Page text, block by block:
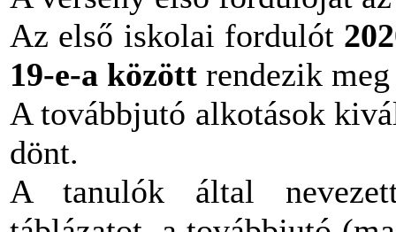
Az első iskolai fordulót
19-e-a között rendezik
A továbbjutó alkotások
dönt.
A tanulók által